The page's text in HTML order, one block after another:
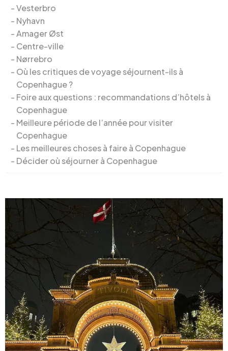
Vesterbro
Nyhavn
Amager Øst
Centre-ville
Nørrebro
Où les critiques de voyage séjournent-ils à
Copenhague ?
Foire aux questions : recommandations d’hôtels à
Copenhague
Meilleure période de l’année pour visiter
Copenhague
Les meilleures choses à faire à Copenhague
Décider où séjourner à Copenhague